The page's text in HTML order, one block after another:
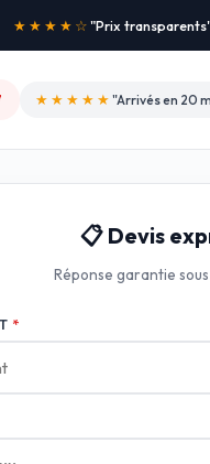
"Intervention
★★★★★ "Arrivés en 20
📋 Devis
Réponse garantie
*